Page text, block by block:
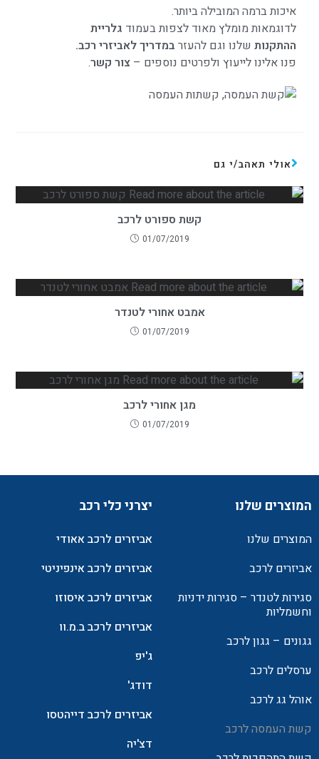
איכות ברמה המובילה ביותר.
לדוגמאות מומלץ מאוד לצפות בעמוד גלריית
ההתקנות שלנו וגם להעזרבמדריך לאביזרי רכב.
פנו אלינו לייעוץ ולפרטים נוספים –צור קשר.
אולי תאהב/י גם
קשת ספורט לרכב
01/07/2019
אמבט אחורי לטנדר
01/07/2019
מגן אחורי לרכב
01/07/2019
המוצרים שלנו
המוצרים שלנו
אביזרים לרכב
סגירות לטנדר – סגירות ידניות
וחשמליות
גגונים – גגון לרכב
ערסלים לרכב
אוהל גג לרכב
קשת העמסה לרכב
יצרני כלי רכב
אביזרים לרכב אאודי
אביזרים לרכב אינפיניטי
אביזרים לרכב איסוזו
אביזרים לרכב ב.מ.וו
ג'יפ
דודג'
אביזרים לרכב דייהטסו
דצ'יה